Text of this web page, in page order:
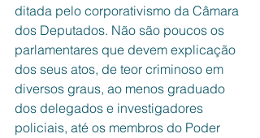
ditada pelo corporativismo da Câmara
dos Deputados. Não são poucos os
parlamentares que devem explicação
dos seus atos, de teor criminoso em
diversos graus, ao menos graduado
dos delegados e investigadores
policiais, até os membros do Poder